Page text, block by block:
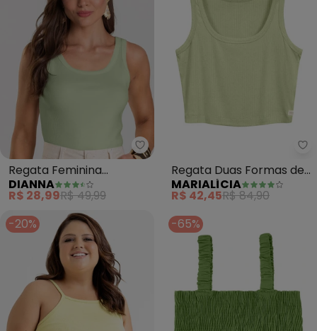
Dianna - Regata Feminina
Regata Feminina
Canelada (Verde)
DIANNA
R$ 28,99R$ 49,99
Regata Duas Formas de
Uso Comfy (Verde)
MARIALÍCIA
R$ 42,45R$ 84,90
-20%
-65%